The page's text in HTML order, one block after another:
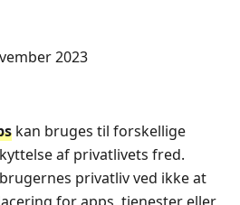
2023
kan bruges til forskellige
af privatlivets fred.
privatliv ved ikke at